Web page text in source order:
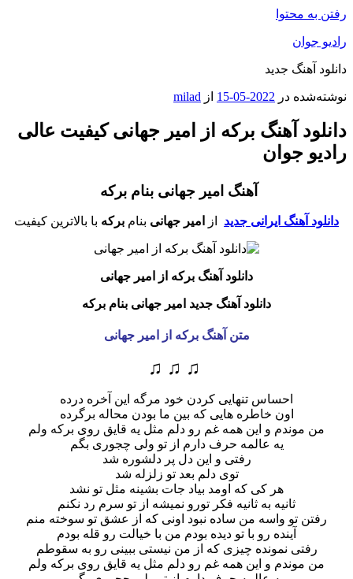
رفتن به محتوا
رادیو جوان
دانلود آهنگ جدید
نوشته‌شده در 2022-05-15 از milad
دانلود آهنگ برکه از امیر جهانی کیفیت عالی
رادیو جوان
آهنگ امیر جهانی بنام برکه
دانلود آهنگ ایرانی جدید از امیر جهانی بنام برکه با بالاترین کیفیت
دانلود آهنگ برکه از امیر جهانی
دانلود آهنگ جدید امیر جهانی بنام برکه
متن آهنگ برکه از امیر جهانی
♫ ♫ ♫
احساس تنهایی کردن خود مرگه این آخره درده
اون خاطره هایی که بین ما بودن محاله برگرده
من موندم و این همه غم رو دلم مثل یه قایق روی برکه ولم
یه عالمه حرف دارم از تو ولی چجوری بگم
رفتی و این دل پر دلشوره شد
توی دلم بعد تو زلزله شد
هر کی که اومد بیاد جات بشینه مثل تو نشد
ثانیه به ثانیه فکر تورو نمیشه از تو سرم رد نکنم
رفتن تو واسه من ساده نبود اونی که از عشق تو سوخته منم
آینده رو با تو دیده بودم من با خیالت رو قله بودم
رفتی نمونده چیزی که از من نیستی ببینی رو به سقوطم
من موندم و این همه غم رو دلم مثل یه قایق روی برکه ولم